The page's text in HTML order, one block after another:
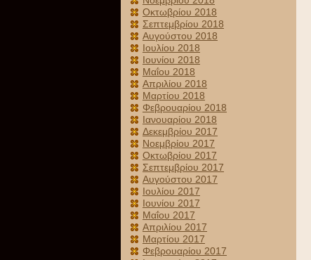
Οκτωβρίου 2018
Σεπτεμβρίου 2018
Αυγούστου 2018
Ιουλίου 2018
Ιουνίου 2018
Μαΐου 2018
Απριλίου 2018
Μαρτίου 2018
Φεβρουαρίου 2018
Ιανουαρίου 2018
Δεκεμβρίου 2017
Νοεμβρίου 2017
Οκτωβρίου 2017
Σεπτεμβρίου 2017
Αυγούστου 2017
Ιουλίου 2017
Ιουνίου 2017
Μαΐου 2017
Απριλίου 2017
Μαρτίου 2017
Φεβρουαρίου 2017